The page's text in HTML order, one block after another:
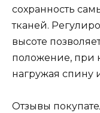
сохранность
тканей.
высоте
положение, при
нагружая спину
Отзывы